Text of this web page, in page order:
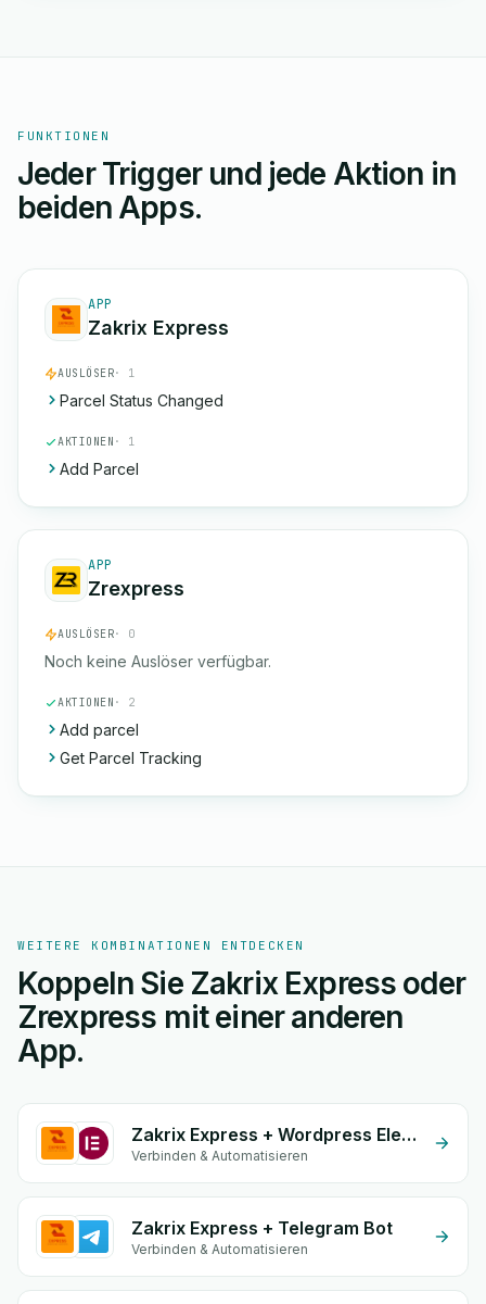
FUNKTIONEN
Jeder Trigger und jede Aktion in
beiden Apps.
APP
Zakrix Express
AUSLÖSER· 1
Parcel Status Changed
AKTIONEN · 1
Add Parcel
APP
Zrexpress
AUSLÖSER· 0
Noch keine Auslöser verfügbar.
AKTIONEN · 2
Add parcel
Get Parcel Tracking
WEITERE KOMBINATIONEN ENTDECKEN
Koppeln Sie Zakrix Express oder
Zrexpress mit einer anderen
App.
Zakrix Express + Wordpress Elementor
Verbinden & Automatisieren
Zakrix Express + Telegram Bot
Verbinden & Automatisieren